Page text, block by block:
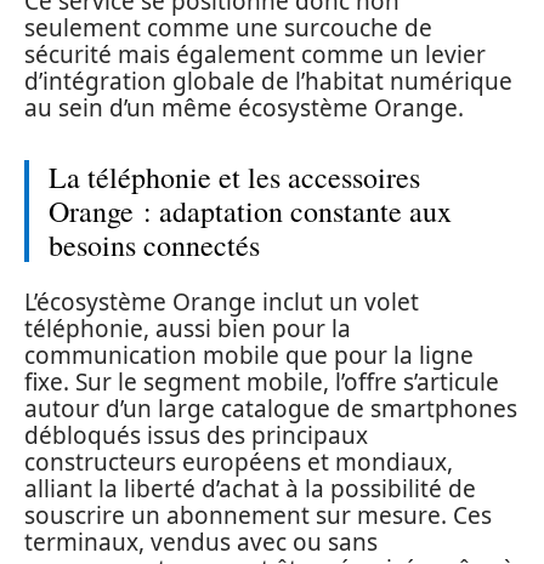
seulement comme une surcouche de
sécurité mais également comme un levier
d’intégration globale de l’habitat numérique
au sein d’un même écosystème Orange.
La téléphonie et les accessoires
Orange : adaptation constante aux
besoins connectés
L’écosystème Orange inclut un volet
téléphonie, aussi bien pour la
communication mobile que pour la ligne
fixe. Sur le segment mobile, l’offre s’articule
autour d’un large catalogue de smartphones
débloqués issus des principaux
constructeurs européens et mondiaux,
alliant la liberté d’achat à la possibilité de
souscrire un abonnement sur mesure. Ces
terminaux, vendus avec ou sans